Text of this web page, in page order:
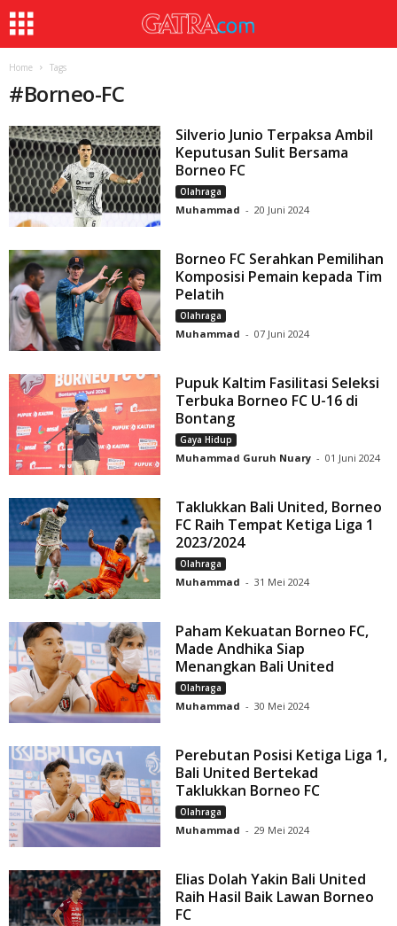
Home Tags
#Borneo-FC
Silverio Junio Terpaksa Ambil
Keputusan Sulit Bersama
Borneo FC
Olahraga
Muhammad - 20 Juni 2024
Borneo FC Serahkan Pemilihan
Komposisi Pemain kepada Tim
Pelatih
Olahraga
Muhammad - 07 Juni 2024
Pupuk Kaltim Fasilitasi Seleksi
Terbuka Borneo FC U-16 di
Bontang
Gaya Hidup
Muhammad Guruh Nuary - 01 Juni 2024
Taklukkan Bali United, Borneo
FC Raih Tempat Ketiga Liga 1
2023/2024
Olahraga
Muhammad - 31 Mei 2024
Paham Kekuatan Borneo FC,
Made Andhika Siap
Menangkan Bali United
Olahraga
Muhammad - 30 Mei 2024
Perebutan Posisi Ketiga Liga 1,
Bali United Bertekad
Taklukkan Borneo FC
Olahraga
Muhammad - 29 Mei 2024
Elias Dolah Yakin Bali United
Raih Hasil Baik Lawan Borneo
FC